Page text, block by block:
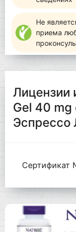
Не
приема
Лицензии
Gel 40 mg
Эспрессо
Сертификат